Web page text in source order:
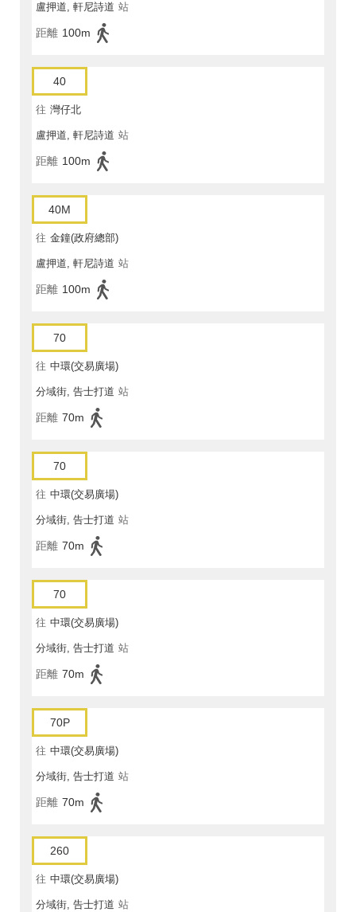
盧押道, 軒尼詩道 站
距離 100m
40
往 灣仔北
盧押道, 軒尼詩道 站
距離 100m
40M
往 金鐘(政府總部)
盧押道, 軒尼詩道 站
距離 100m
70
往 中環(交易廣場)
分域街, 告士打道 站
距離 70m
70
往 中環(交易廣場)
分域街, 告士打道 站
距離 70m
70
往 中環(交易廣場)
分域街, 告士打道 站
距離 70m
70P
往 中環(交易廣場)
分域街, 告士打道 站
距離 70m
260
往 中環(交易廣場)
分域街, 告士打道 站